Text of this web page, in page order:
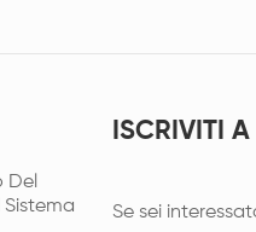
Del
ISCRIVITI A
Se sei